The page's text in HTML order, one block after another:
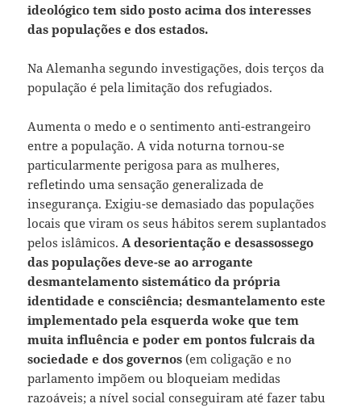
ideológico tem sido posto acima dos interesses
das populações e dos estados.
Na Alemanha segundo investigações, dois terços da
população é pela limitação dos refugiados.
Aumenta o medo e o sentimento anti-estrangeiro
entre a população. A vida noturna tornou-se
particularmente perigosa para as mulheres,
refletindo uma sensação generalizada de
insegurança. Exigiu-se demasiado das populações
locais que viram os seus hábitos serem suplantados
pelos islâmicos.A desorientação e desassossego
das populações deve-se ao arrogante
desmantelamento sistemático da própria
identidade e consciência; desmantelamento este
implementado pela esquerda woke que tem
muita influência e poder em pontos fulcrais da
sociedade e dos governos(em coligação e no
parlamento impõem ou bloqueiam medidas
razoáveis; a nível social conseguiram até fazer tabu